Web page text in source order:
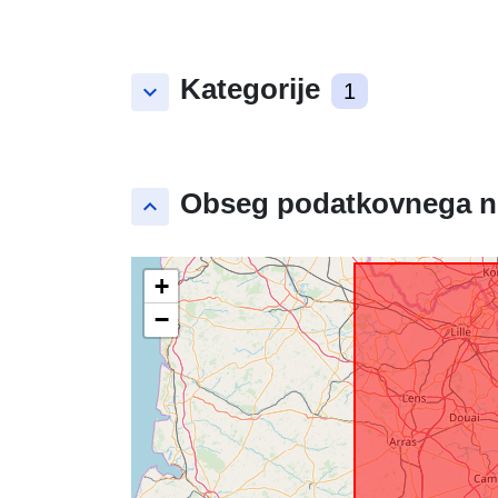
keyboard_arrow_down Kategorije 1
keyboard_arrow_up Obseg podatkovnega
+
−